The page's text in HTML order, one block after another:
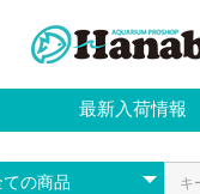
最新入荷情報